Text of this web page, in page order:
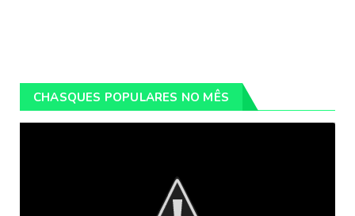
CHASQUES POPULARES NO MÊS